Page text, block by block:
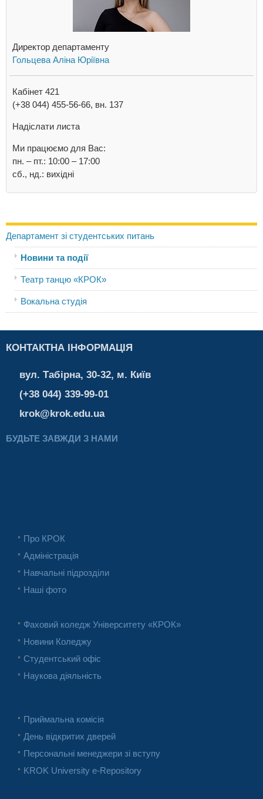
Директор департаменту
Гольцева Аліна Юріївна
Кабінет 421
(+38 044) 455-56-66, вн. 137
Надіслати листа
Ми працюємо для Вас:
пн. – пт.: 10:00 – 17:00
сб., нд.: вихідні
Департамент зі студентських питань
Новини та події
Театр танцю «КРОК»
Вокальна студія
КОНТАКТНА ІНФОРМАЦІЯ
вул. Табірна, 30-32, м. Київ
(+38 044) 339-99-01
krok@krok.edu.ua
БУДЬТЕ ЗАВЖДИ З НАМИ
Про КРОК
Адміністрація
Навчальні підрозділи
Наші фото
Фаховий коледж Університету «КРОК»
Новини Коледжу
Студентський офіс
Наукова діяльність
Приймальна комісія
День відкритих дверей
Персональні менеджери зі вступу
KROK University e-Repository